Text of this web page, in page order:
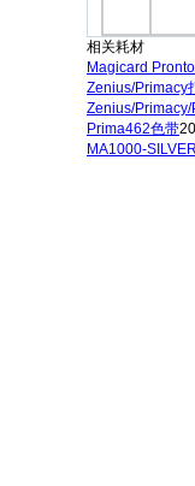
相关耗材
Magicard
Zenius/Primacy
Zenius/
Prima462色带
MA1000-